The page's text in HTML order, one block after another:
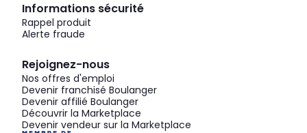
Informations sécurité
Rappel produit
Alerte fraude
Rejoignez-nous
Nos offres d'emploi
Devenir franchisé Boulanger
Devenir affilié Boulanger
Découvrir la Marketplace
Devenir vendeur sur la Marketplace